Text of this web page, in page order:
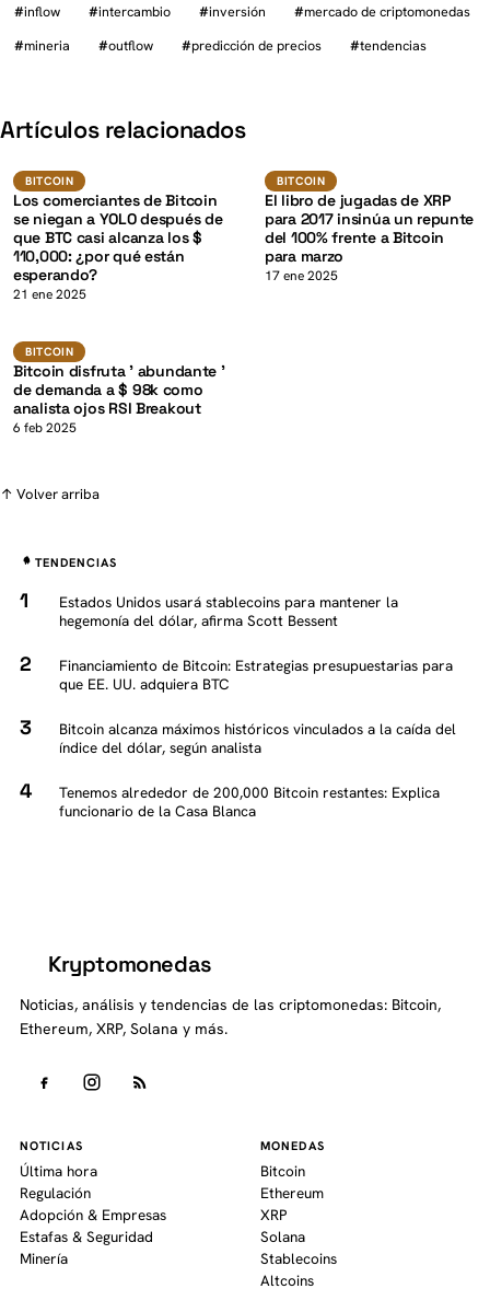
#inflow #intercambio #inversión #mercado de criptomonedas
#mineria #outflow #predicción de precios #tendencias
Artículos relacionados
BITCOIN K
BITCOIN
Los comerciantes de Bitcoin
se niegan a YOLO después de
que BTC casi alcanza los $
110,000: ¿por qué están
esperando?
21 ene 2025
BITCOIN
BITCOIN
El libro de jugadas de XRP
para 2017 insinúa un repunte
del 100% frente a Bitcoin
para marzo
17 ene 2025
BITCOIN BTC K
BITCOIN
Bitcoin disfruta ' abundante '
de demanda a $ 98k como
analista ojos RSI Breakout
6 feb 2025
↑ Volver arriba
TENDENCIAS
Estados Unidos usará stablecoins para mantener la
hegemonía del dólar, afirma Scott Bessent
Financiamiento de Bitcoin: Estrategias presupuestarias para
que EE. UU. adquiera BTC
Bitcoin alcanza máximos históricos vinculados a la caída del
índice del dólar, según analista
Tenemos alrededor de 200,000 Bitcoin restantes: Explica
funcionario de la Casa Blanca
Kryptomonedas
Noticias, análisis y tendencias de las criptomonedas: Bitcoin,
Ethereum, XRP, Solana y más.
NOTICIAS
Última hora
Regulación
Adopción & Empresas
Estafas & Seguridad
Minería
MONEDAS
Bitcoin
Ethereum
XRP
Solana
Stablecoins
Altcoins